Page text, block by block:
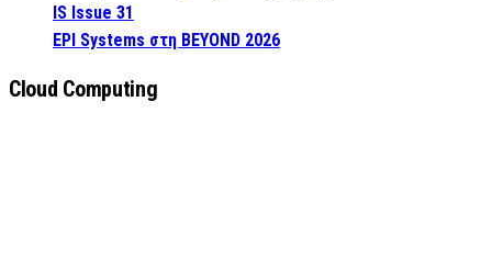
IS Issue 31
EPI Systems στη BEYOND 2026
Cloud Computing